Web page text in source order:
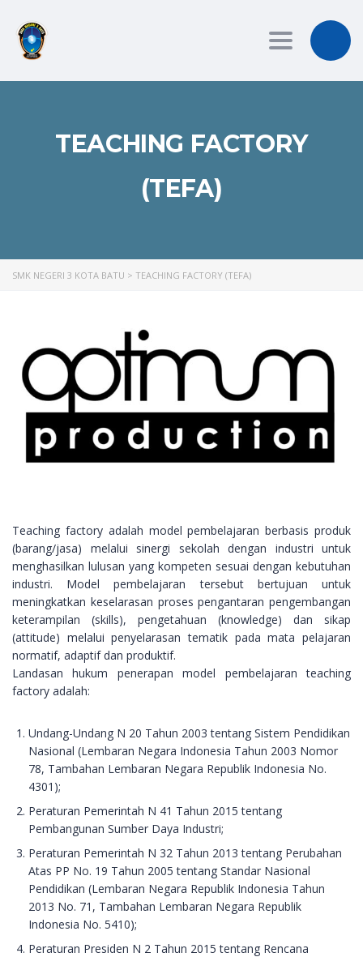
Toggle
TEACHING FACTORY
(TEFA)
SMK NEGERI 3 KOTA BATU > TEACHING FACTORY (TEFA)
Teaching factory adalah model pembelajaran berbasis produk
(barang/jasa) melalui sinergi sekolah dengan industri untuk
menghasilkan lulusan yang kompeten sesuai dengan kebutuhan
industri. Model pembelajaran tersebut bertujuan untuk
meningkatkan keselarasan proses pengantaran pengembangan
keterampilan (skills), pengetahuan (knowledge) dan sikap
(attitude) melalui penyelarasan tematik pada mata pelajaran
normatif, adaptif dan produktif.
Landasan hukum penerapan model pembelajaran teaching
factory adalah:
Undang-Undang N 20 Tahun 2003 tentang Sistem Pendidikan
Nasional (Lembaran Negara Indonesia Tahun 2003 Nomor
78, Tambahan Lembaran Negara Republik Indonesia No.
4301);
Peraturan Pemerintah N 41 Tahun 2015 tentang
Pembangunan Sumber Daya Industri;
Peraturan Pemerintah N 32 Tahun 2013 tentang Perubahan
Atas PP No. 19 Tahun 2005 tentang Standar Nasional
Pendidikan (Lembaran Negara Republik Indonesia Tahun
2013 No. 71, Tambahan Lembaran Negara Republik
Indonesia No. 5410);
Peraturan Presiden N 2 Tahun 2015 tentang Rencana